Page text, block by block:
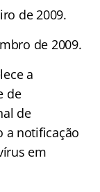
de 2009.
de 2009.
a
de
de
a notificação
em